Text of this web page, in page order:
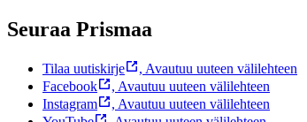
Seuraa Prismaa
Tilaa uutiskirje , Avautuu uuteen välilehteen
Facebook
, Avautuu uuteen välilehteen
Instagram
, Avautuu uuteen välilehteen